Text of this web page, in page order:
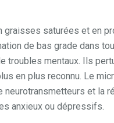
graisses saturées et en
de bas grade dans
troubles mentaux. Ils
en plus reconnu. Le
neurotransmetteurs et la
anxieux ou dépressifs.